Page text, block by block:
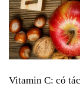
Vitamin C: có